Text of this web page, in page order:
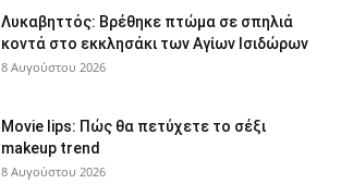
Λυκαβηττός: Βρέθηκε πτώμα σε σπηλιά
κοντά στο εκκλησάκι των Αγίων Ισιδώρων
8 Αυγούστου 2026
Movie lips: Πώς θα πετύχετε το σέξι
makeup trend
8 Αυγούστου 2026